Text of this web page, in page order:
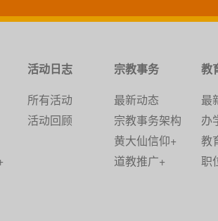
活动日志
所有活动
活动回顾
宗教事务
最新动态
宗教事务架构
黄大仙信仰+
道教推广+
教
最
办
教
职